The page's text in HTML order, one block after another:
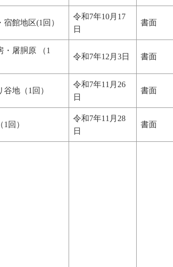
宿館地区(1回）
令和7年10月17
日
書面
・屠胴原 （1
令和7年12月3日 書面
谷地（1回）
令和7年11月26
日
書面
回）
令和7年11月28
日
書面